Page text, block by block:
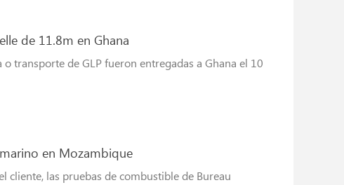
de 11.8m en Ghana
transporte de GLP fueron entregadas a Ghana el 10
en Mozambique
cliente, las pruebas de combustible de Bureau